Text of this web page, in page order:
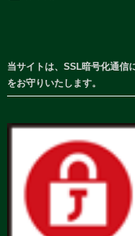
当サイトは、SSL暗号化通信
をお守りいたします。